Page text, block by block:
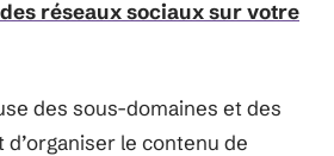
réseaux sociaux sur votre
des sous-domaines et des
le contenu de